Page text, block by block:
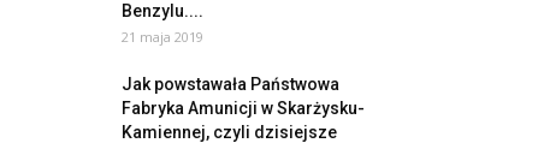
Benzylu....
21 maja 2019
Jak powstawała Państwowa
Fabryka Amunicji w Skarżysku-
Kamiennej, czyli dzisiejsze